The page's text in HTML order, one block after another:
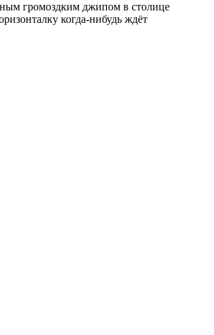
громоздким джипом в столице
когда-нибудь ждёт